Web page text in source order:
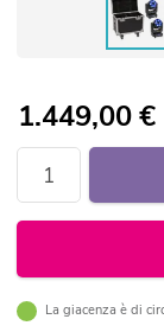
1.449,00€
La giacenza è di